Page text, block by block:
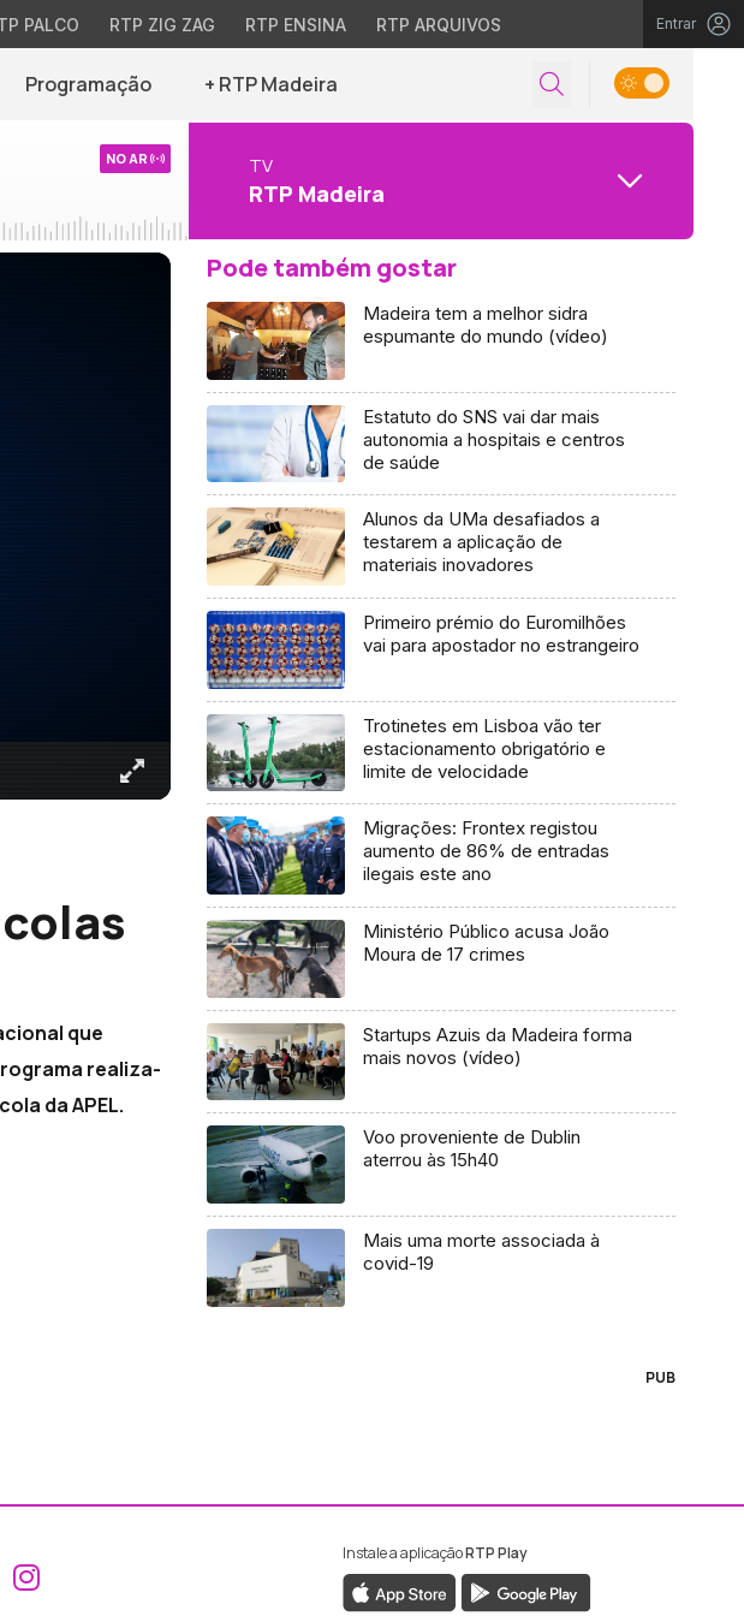
PALCO RTP ZIG ZAG RTP ENSINA RTP ARQUIVOS Entrar
Programação + RTP Madeira
NO AR TV
RTP Madeira
que
realiza-
da APEL.
Pode também gostar
Madeira tem a melhor sidra
espumante do mundo (vídeo)
Estatuto do SNS vai dar mais
autonomia a hospitais e centros
de saúde
Alunos da UMa desafiados a
testarem a aplicação de
materiais inovadores
Primeiro prémio do Euromilhões
vai para apostador no estrangeiro
Trotinetes em Lisboa vão ter
estacionamento obrigatório e
limite de velocidade
Migrações: Frontex registou
aumento de 86% de entradas
ilegais este ano
Ministério Público acusa João
Moura de 17 crimes
Startups Azuis da Madeira forma
mais novos (vídeo)
Voo proveniente de Dublin
aterrou às 15h40
Mais uma morte associada à
covid-19
PUB
Aceder ao Facebook da RTP Madeira
Aceder ao Instagram da RTP Madeira
Instale a aplicaçãoRTP Play